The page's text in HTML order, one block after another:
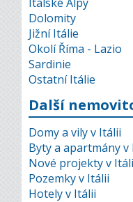
Dolomity
Jižní Itálie
Okolí Říma - Lazio
Sardinie
Ostatní Itálie
Další
Domy a vily v Itálii
Byty a apartmány v
Nové projekty v
Pozemky v Itálii
Hotely v Itálii